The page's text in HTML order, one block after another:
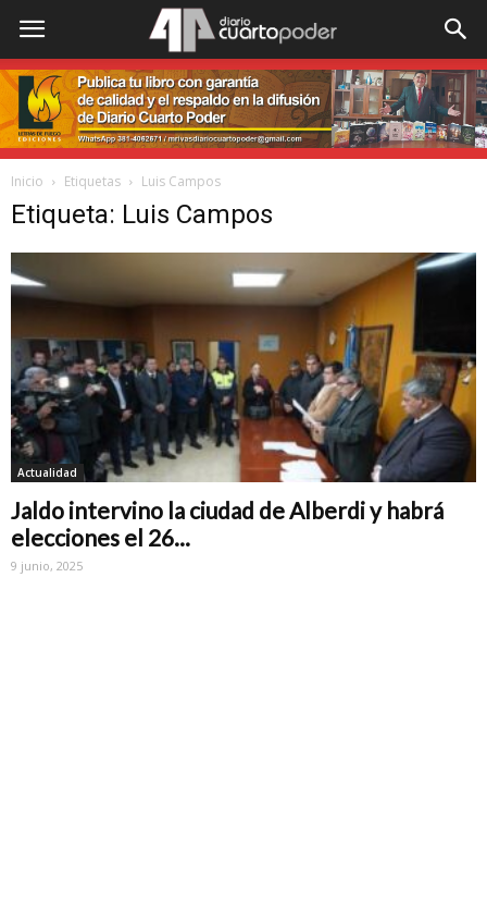
Inicio Etiquetas Luis Campos
Etiqueta: Luis Campos
Actualidad
Jaldo intervino la ciudad de Alberdi y habrá
elecciones el 26...
9 junio, 2025